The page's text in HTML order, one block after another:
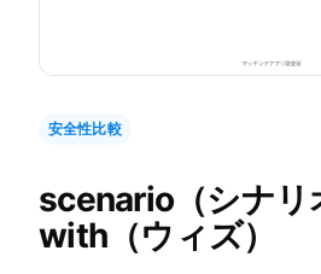
安全性比較
scenario（シナリ
with（ウィズ）